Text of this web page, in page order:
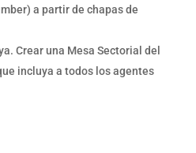
a partir de chapas de
Crear una Mesa Sectorial del
incluya a todos los agentes